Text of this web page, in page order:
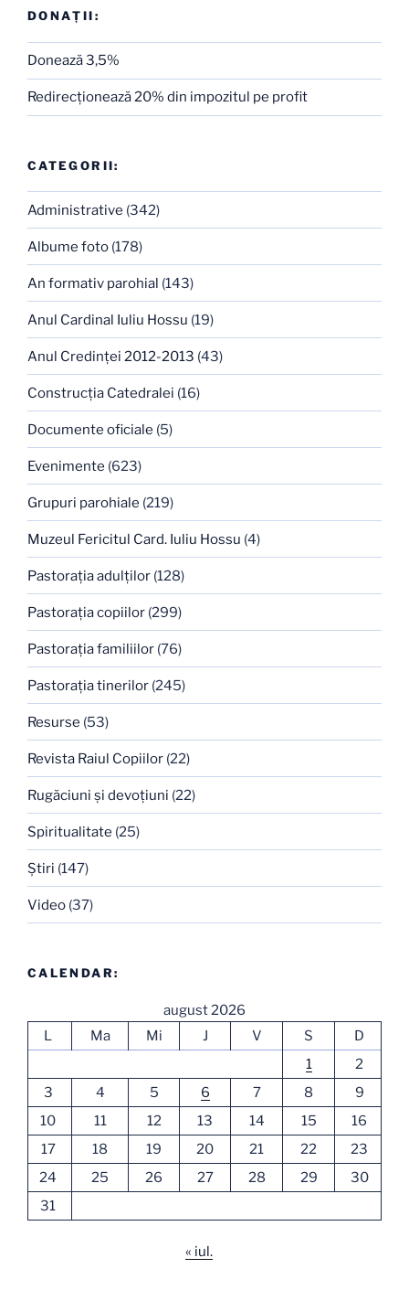
DONAȚII:
Donează 3,5%
Redirecţionează 20% din impozitul pe profit
CATEGORII:
Administrative (342)
Albume foto (178)
An formativ parohial (143)
Anul Cardinal Iuliu Hossu (19)
Anul Credinţei 2012-2013 (43)
Construcţia Catedralei (16)
Documente oficiale (5)
Evenimente (623)
Grupuri parohiale (219)
Muzeul Fericitul Card. Iuliu Hossu (4)
Pastoraţia adulţilor (128)
Pastoraţia copiilor (299)
Pastoraţia familiilor (76)
Pastoraţia tinerilor (245)
Resurse (53)
Revista Raiul Copiilor (22)
Rugăciuni şi devoţiuni (22)
Spiritualitate (25)
Ştiri (147)
Video (37)
CALENDAR:
august 2026
L
Ma Mi J V S
D
1
2
3
4 5 6 7 8
9
10
11 12 13 14 15
16
17
18 19 20 21 22
23
24
25 26 27 28 29
30
31
« iul.